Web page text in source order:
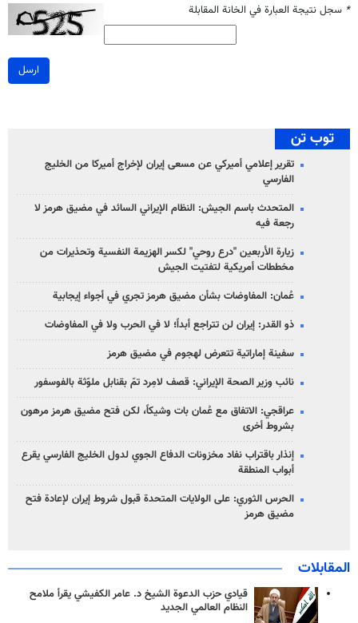
* سجل نتيجة العبارة في الخانة المقابلة
ارسل
توب تن
تقرير إعلامي أميركي عن مسعى إيران لإخراج أميركا من الخليج
الفارسي
المتحدث باسم الجيش: النظام الإيراني السائد في مضيق هرمز لا
رجعة فيه
زيارة الأربعين "درع روحي" لكسر الهزيمة النفسية وتحذيرات من
مخططات أمريكية لتفتيت الجيش
عُمان: المفاوضات بشأن مضيق هرمز تجري في أجواء إيجابية
ذو القدر: إيران لن تتراجع أبداً؛ لا في الحرب ولا في المفاوضات
سفينة إماراتية تتعرض لهجوم في مضيق هرمز
نائب وزير الصحة الإيراني: قصف لامِرد تمّ بقنابل ملوّثة بالفوسفور
عراقجي: الاتفاق مع عُمان بات وشيكاً، لكن فتح مضيق هرمز مرهون
بشروط أخرى
إنذار باقتراب نفاد مخزونات الدفاع الجوي لدول الخليج الفارسي يقرع
أبواب المنطقة
الحرس الثوري: على الولايات المتحدة قبول شروط إيران لإعادة فتح
مضيق هرمز
المقابلات
قيادي حزب الدعوة الشيخ د. عامر الكفيشي يقرأ ملامح
النظام العالمي الجديد